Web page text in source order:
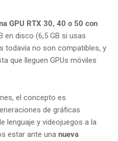
GPU RTX 30, 40 o 50 con
en disco (6,5 GB si usas
todavía no son compatibles, y
que lleguen GPUs móviles
el concepto es
de gráficas
lenguaje y videojuegos a la
estar ante una nueva